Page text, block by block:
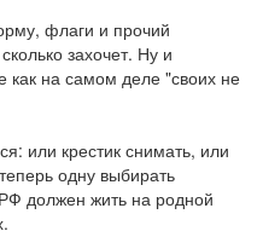
флаги и прочий
захочет. Ну и
как на самом деле "своих не
или крестик снимать, или
одну выбирать
должен жить на родной